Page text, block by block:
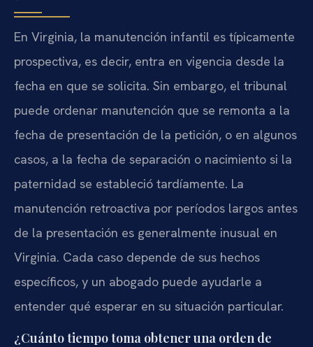
En Virginia, la manutención infantil es típicamente
prospectiva, es decir, entra en vigencia desde la
fecha en que se solicita. Sin embargo, el tribunal
puede ordenar manutención que se remonta a la
fecha de presentación de la petición, o en algunos
casos, a la fecha de separación o nacimiento si la
paternidad se estableció tardíamente. La
manutención retroactiva por períodos largos antes
de la presentación es generalmente inusual en
Virginia. Cada caso depende de sus hechos
específicos, y un abogado puede ayudarle a
entender qué esperar en su situación particular.
¿Cuánto tiempo toma obtener una orden de